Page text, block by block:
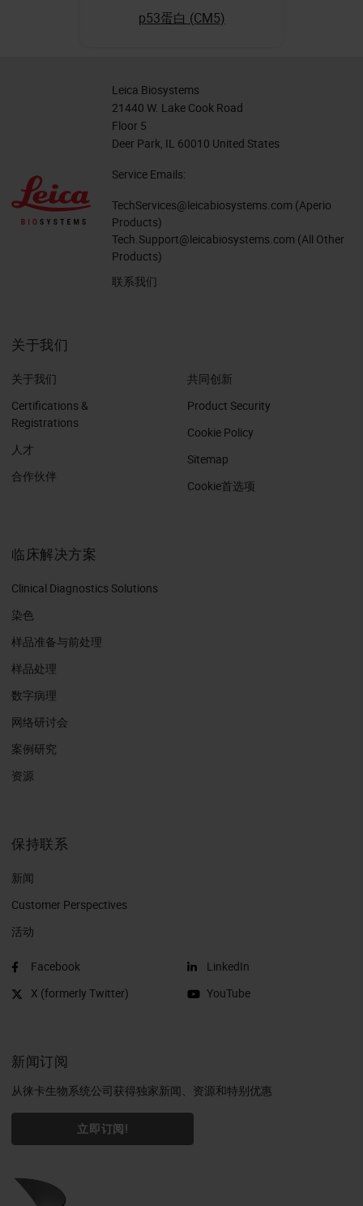
p53蛋白 (CM5)
Leica Biosystems
21440 W. Lake Cook Road
Floor 5
Deer Park, IL 60010 United States
Service Emails:
TechServices@leicabiosystems.com (Aperio
Products)
Tech.Support@leicabiosystems.com (All Other
Products)
联系我们
关于我们
关于我们
Certifications &
Registrations
人才
合作伙伴
共同创新
Product Security
Cookie Policy
Sitemap
Cookie首选项
临床解决方案
Clinical Diagnostics Solutions
染色
样品准备与前处理
样品处理
数字病理
网络研讨会
案例研究
资源
保持联系
新闻
Customer Perspectives​
活动
Facebook
X (formerly Twitter)
LinkedIn
YouTube
新闻订阅
从徕卡生物系统公司获得独家新闻、资源和特别优惠
立即订阅!